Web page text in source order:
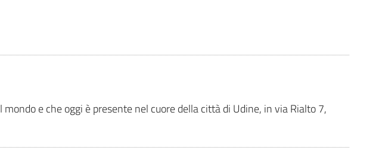
e che oggi è presente nel cuore della città di Udine, in via Rialto 7,